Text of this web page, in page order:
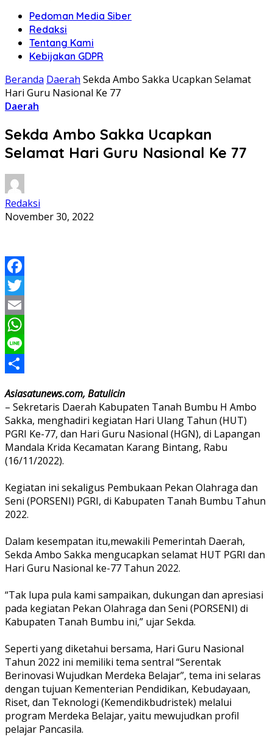
Pedoman Media Siber
Redaksi
Tentang Kami
Kebijakan GDPR
Beranda Daerah Sekda Ambo Sakka Ucapkan Selamat
Hari Guru Nasional Ke 77
Daerah
Sekda Ambo Sakka Ucapkan
Selamat Hari Guru Nasional Ke 77
Redaksi
November 30, 2022
Facebook
Twitter
Email
WhatsApp
Line
Asiasatunews.com, Batulicin
– Sekretaris Daerah Kabupaten Tanah Bumbu H Ambo
Sakka, menghadiri kegiatan Hari Ulang Tahun (HUT)
PGRI Ke-77, dan Hari Guru Nasional (HGN), di Lapangan
Mandala Krida Kecamatan Karang Bintang, Rabu
(16/11/2022).
Kegiatan ini sekaligus Pembukaan Pekan Olahraga dan
Seni (PORSENI) PGRI, di Kabupaten Tanah Bumbu Tahun
2022.
Dalam kesempatan itu,mewakili Pemerintah Daerah,
Sekda Ambo Sakka mengucapkan selamat HUT PGRI dan
Hari Guru Nasional ke-77 Tahun 2022.
“Tak lupa pula kami sampaikan, dukungan dan apresiasi
pada kegiatan Pekan Olahraga dan Seni (PORSENI) di
Kabupaten Tanah Bumbu ini,” ujar Sekda.
Seperti yang diketahui bersama, Hari Guru Nasional
Tahun 2022 ini memiliki tema sentral “Serentak
Berinovasi Wujudkan Merdeka Belajar”, tema ini selaras
dengan tujuan Kementerian Pendidikan, Kebudayaan,
Riset, dan Teknologi (Kemendikbudristek) melalui
program Merdeka Belajar, yaitu mewujudkan profil
pelajar Pancasila.